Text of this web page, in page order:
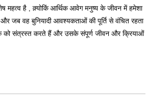
महत्व है , क़्योकिं आर्थिक आवेग मनुष्य के जीवन में हमेशा
जब वह बुनियादी आवश्यकताओं की पूर्ति से वंचित रहता
को संत्रस्त करते हैं और उसके संपूर्ण जीवन और क्रियाओं